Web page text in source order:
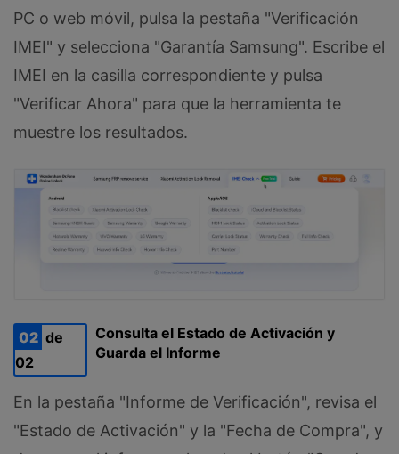
PC o web móvil, pulsa la pestaña "Verificación
IMEI" y selecciona "Garantía Samsung". Escribe el
IMEI en la casilla correspondiente y pulsa
"Verificar Ahora" para que la herramienta te
muestre los resultados.
02 de
02
Consulta el Estado de Activación y
Guarda el Informe
En la pestaña "Informe de Verificación", revisa el
"Estado de Activación" y la "Fecha de Compra", y